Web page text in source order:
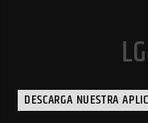
DESCARGA NUESTRA